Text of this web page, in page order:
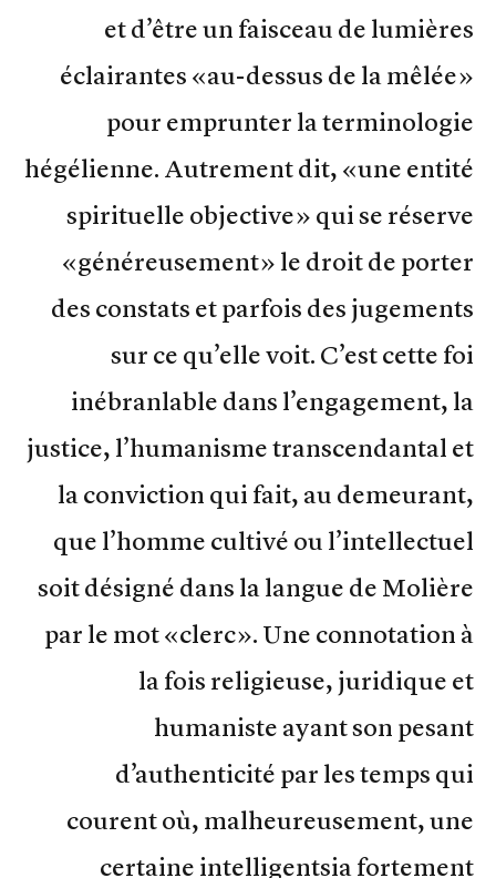
et d’être un faisceau de lumières
éclairantes «au-dessus de la mêlée»
pour emprunter la terminologie
hégélienne. Autrement dit, «une entité
spirituelle objective» qui se réserve
«généreusement» le droit de porter
des constats et parfois des jugements
sur ce qu’elle voit. C’est cette foi
inébranlable dans l’engagement, la
justice, l’humanisme transcendantal et
la conviction qui fait, au demeurant,
que l’homme cultivé ou l’intellectuel
soit désigné dans la langue de Molière
par le mot «clerc». Une connotation à
la fois religieuse, juridique et
humaniste ayant son pesant
d’authenticité par les temps qui
courent où, malheureusement, une
certaine intelligentsia fortement